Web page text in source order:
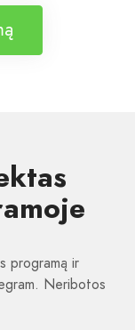
programą ir
Neribotos